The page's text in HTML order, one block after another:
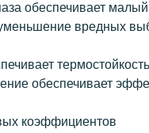
обеспечивает
вредных
термостойкость
обеспечивает
коэффициентов